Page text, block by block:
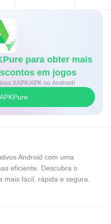
a tela de aprendizado,
e ler sobre seu
designer, ano de
e altura. Cada
e você pode clicar
os pontos de referência,
o quiz. Cada nível tem
quantas respostas
nível, você pode optar por
para obter mais
em jogos
XAPK/APK no Android!
Android com uma
eficiente. Descubra o
fácil, rápida e segura.